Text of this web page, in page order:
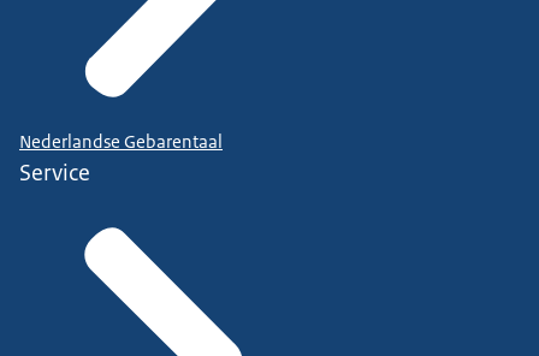
Nederlandse Gebarentaal
Service